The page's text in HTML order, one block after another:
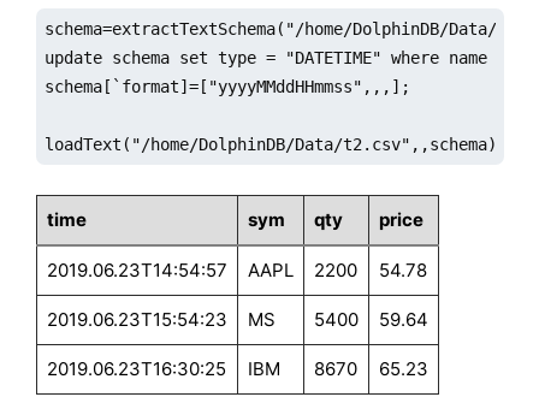
schema=extractTextSchema("/home/DolphinDB/Data/
update schema set type = "DATETIME" where name =
schema[`format]=["yyyyMMddHHmmss",,,];
loadText("/home/DolphinDB/Data/t2.csv",,schema);
time sym qty price
2019.06.23T14:54:57 AAPL 2200 54.78
2019.06.23T15:54:23 MS 5400 59.64
2019.06.23T16:30:25 IBM 8670 65.23